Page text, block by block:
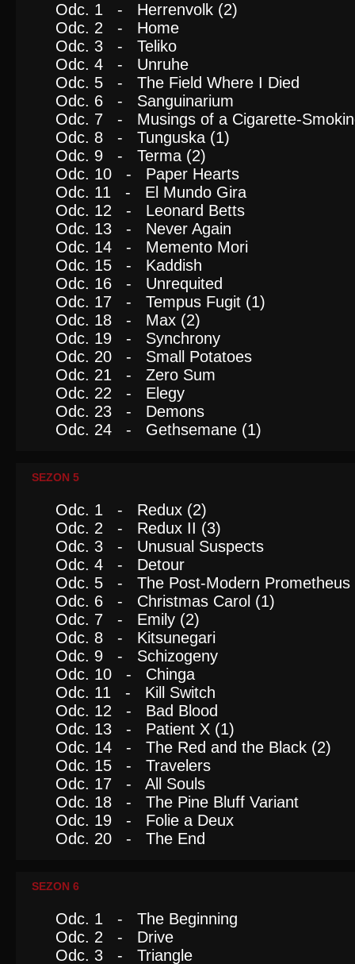
Odc. 1 - Herrenvolk (2)
Odc. 2 - Home
Odc. 3 - Teliko
Odc. 4 - Unruhe
Odc. 5 - The Field Where I Died
Odc. 6 - Sanguinarium
Odc. 7 - Musings of a Cigarette-
Odc. 8 - Tunguska (1)
Odc. 9 - Terma (2)
Odc. 10 - Paper Hearts
Odc. 11 - El Mundo Gira
Odc. 12 - Leonard Betts
Odc. 13 - Never Again
Odc. 14 - Memento Mori
Odc. 15 - Kaddish
Odc. 16 - Unrequited
Odc. 17 - Tempus Fugit (1)
Odc. 18 - Max (2)
Odc. 19 - Synchrony
Odc. 20 - Small Potatoes
Odc. 21 - Zero Sum
Odc. 22 - Elegy
Odc. 23 - Demons
Odc. 24 - Gethsemane (1)
SEZON 5
Odc. 1 - Redux (2)
Odc. 2 - Redux II (3)
Odc. 3 - Unusual Suspects
Odc. 4 - Detour
Odc. 5 - The Post-Modern Prometheus
Odc. 6 - Christmas Carol (1)
Odc. 7 - Emily (2)
Odc. 8 - Kitsunegari
Odc. 9 - Schizogeny
Odc. 10 - Chinga
Odc. 11 - Kill Switch
Odc. 12 - Bad Blood
Odc. 13 - Patient X (1)
Odc. 14 - The Red and the Black (2)
Odc. 15 - Travelers
Odc. 17 - All Souls
Odc. 18 - The Pine Bluff Variant
Odc. 19 - Folie a Deux
Odc. 20 - The End
SEZON 6
Odc. 1 - The Beginning
Odc. 2 - Drive
Odc. 3 - Triangle